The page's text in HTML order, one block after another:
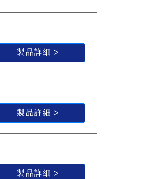
製品詳細
製品詳細
製品詳細